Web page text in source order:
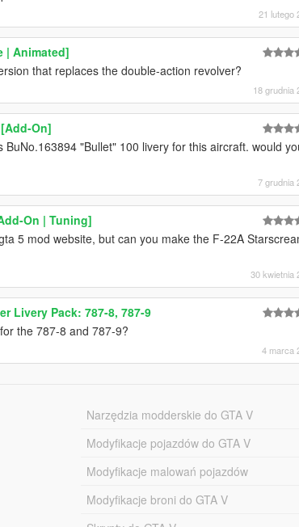
21 lutego
| Animated]
that replaces the double-action revolver?
18 grudnia
On]
"Bullet" 100 livery for this aircraft. would
7 grudnia
On | Tuning]
5 mod website, but can you make the F-22A
30 kwietnia
Livery Pack: 787-8, 787-9
the 787-8 and 787-9?
4 marca
Narzędzia modderskie do GTA V
Modyfikacje pojazdów do GTA V
Modyfikacje malowań pojazdów
Modyfikacje broni do GTA V